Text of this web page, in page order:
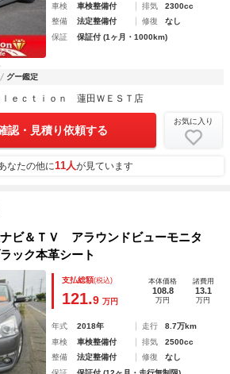
車検
車検整備付 排気
2300cc
整備
法定整備付 修復
なし
保証
保証付 (1ヶ月・1000km)
グー鑑定
ｌｅｃｔｉｏｎ 蓮田ＷＥＳＴ店
認・見積り依頼する
お気に入り
なたの他に11人が見ています
＆ＴＶ アラウンドビューモニタ
ク本革シート
支払総額(税込)
121.9 万円
本体価格
108.8
万円
諸費用
13.1
万円
年式 2018年 走行
8.7万km
車検
車検整備付 排気
2500cc
整備
法定整備付 修復
なし